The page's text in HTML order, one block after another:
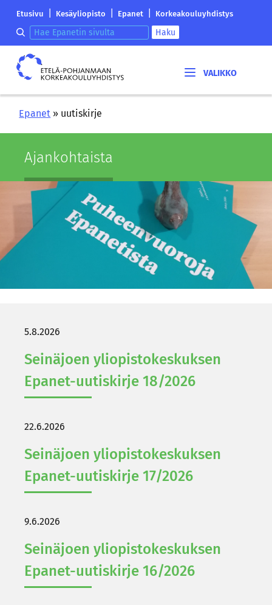
Etelä-
korkeakouluyhdistyksen
saapumissivu
Etusivu Kesäyliopisto Epanet Korkeakouluyhdistys
Hae epanetin sivulta Haku
Etelä-
Pohjanmaan
Epanet » uutiskirje
Ajan­koh­tais­ta
5.8.2026
Sei­nä­joen yli­opis­to­kes­kuk­sen
Epanet-​uutiskirje 18/2026
22.6.2026
Sei­nä­joen yli­opis­to­kes­kuk­sen
Epanet-​uutiskirje 17/2026
9.6.2026
Sei­nä­joen yli­opis­to­kes­kuk­sen
Epanet-​uutiskirje 16/2026